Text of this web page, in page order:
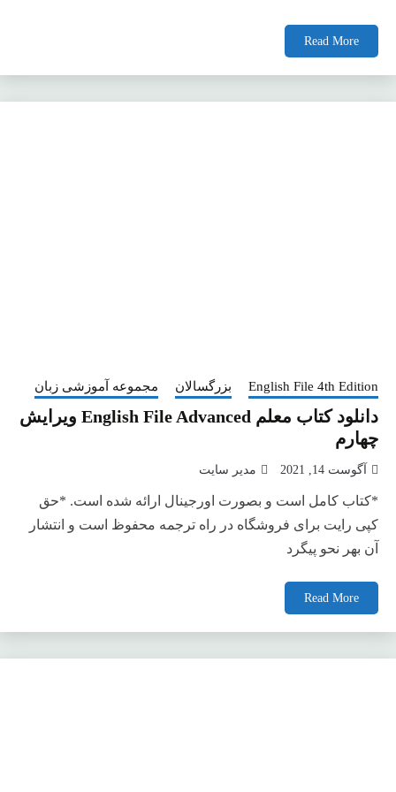
Read More
English File 4th Edition بزرگسالان مجموعه آموزشی زبان
دانلود کتاب معلم English File Advanced ویرایش
چهارم
آگوست 14, 2021 مدیر سایت
*کتاب کامل است و بصورت اورجینال ارائه شده است. *حق
کپی رایت برای فروشگاه در راه ترجمه محفوظ است و انتشار
آن بهر نحو پیگرد
Read More